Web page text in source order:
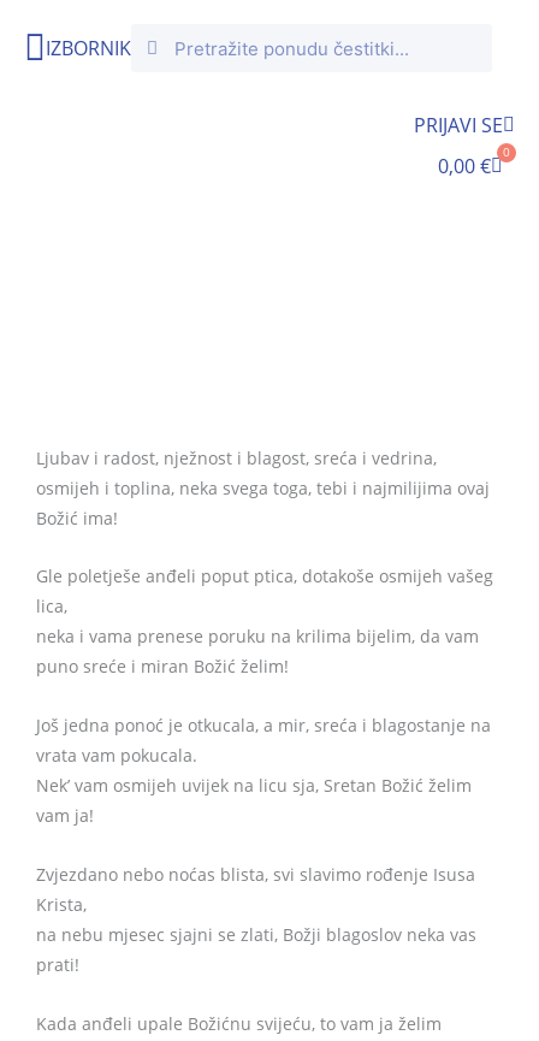
IZBORNIKSearchSearch
PRIJAVI SE
0,00€
0
Cart
Ljubav i radost, nježnost i blagost, sreća i vedrina,
osmijeh i toplina, neka svega toga, tebi i najmilijima ovaj
Božić ima!
Gle poletješe anđeli poput ptica, dotakoše osmijeh vašeg
lica,
neka i vama prenese poruku na krilima bijelim, da vam
puno sreće i miran Božić želim!
Još jedna ponoć je otkucala, a mir, sreća i blagostanje na
vrata vam pokucala.
Nek’ vam osmijeh uvijek na licu sja, Sretan Božić želim
vam ja!
Zvjezdano nebo noćas blista, svi slavimo rođenje Isusa
Krista,
na nebu mjesec sjajni se zlati, Božji blagoslov neka vas
prati!
Kada anđeli upale Božićnu svijeću, to vam ja želim